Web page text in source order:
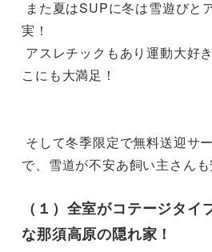
実！
こにも大満足！
で、雪道が不安あ飼い主さん
（１）全室がコテージタイ
な那須高原の隠れ家！